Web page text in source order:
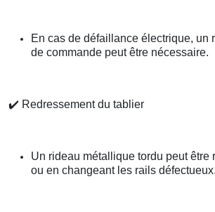
En cas de défaillance électrique, un
de commande peut être nécessaire.
✔️ Redressement du tablier
Un rideau métallique tordu peut être
ou en changeant les rails défectueux.